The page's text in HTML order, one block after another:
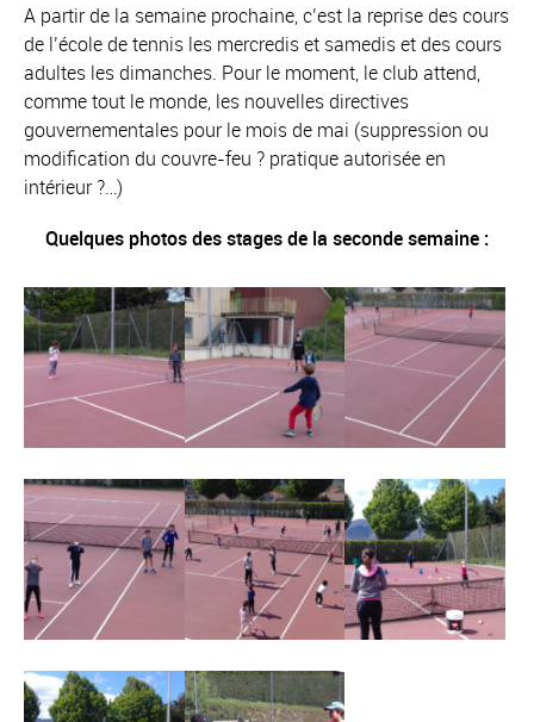
A partir de la semaine prochaine, c’est la reprise des cours
de l’école de tennis les mercredis et samedis et des cours
adultes les dimanches. Pour le moment, le club attend,
comme tout le monde, les nouvelles directives
gouvernementales pour le mois de mai (suppression ou
modification du couvre-feu ? pratique autorisée en
intérieur ?…)
Quelques photos des stages de la seconde semaine :